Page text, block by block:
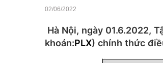
02/06/2022
Hà Nội, ngày 01.6.2022,
khoán:PLX) chính thức